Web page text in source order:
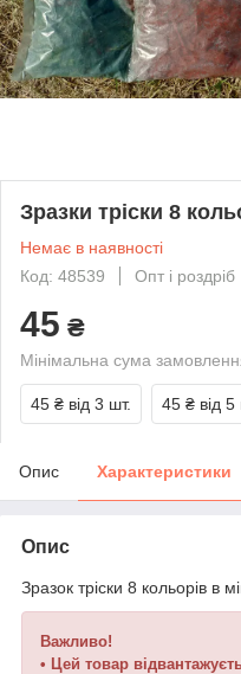
Зразки тріски 8
Немає в наявності
Код: 48539
Опт і роздріб
45 ₴
Мінімальна сума
45 ₴ від 3 шт. 45 ₴ від 5
Опис Характеристики
Опис
Зразок тріски 8 кольорів в
Важливо!
• Цей товар